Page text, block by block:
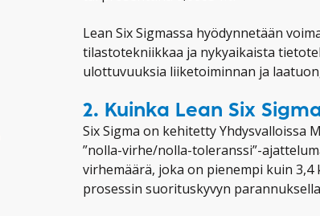
Lean Six Sigmassa hyödynnetään
tilastotekniikkaa ja nykyaikaista
ulottuvuuksia liiketoiminnan ja
2. Kuinka Lean Six
Six Sigma on kehitetty Yhdysvalloissa
”nolla-virhe/nolla-toleranssi”-
virhemäärä, joka on pienempi kuin 3,4
prosessin suorituskyvyn